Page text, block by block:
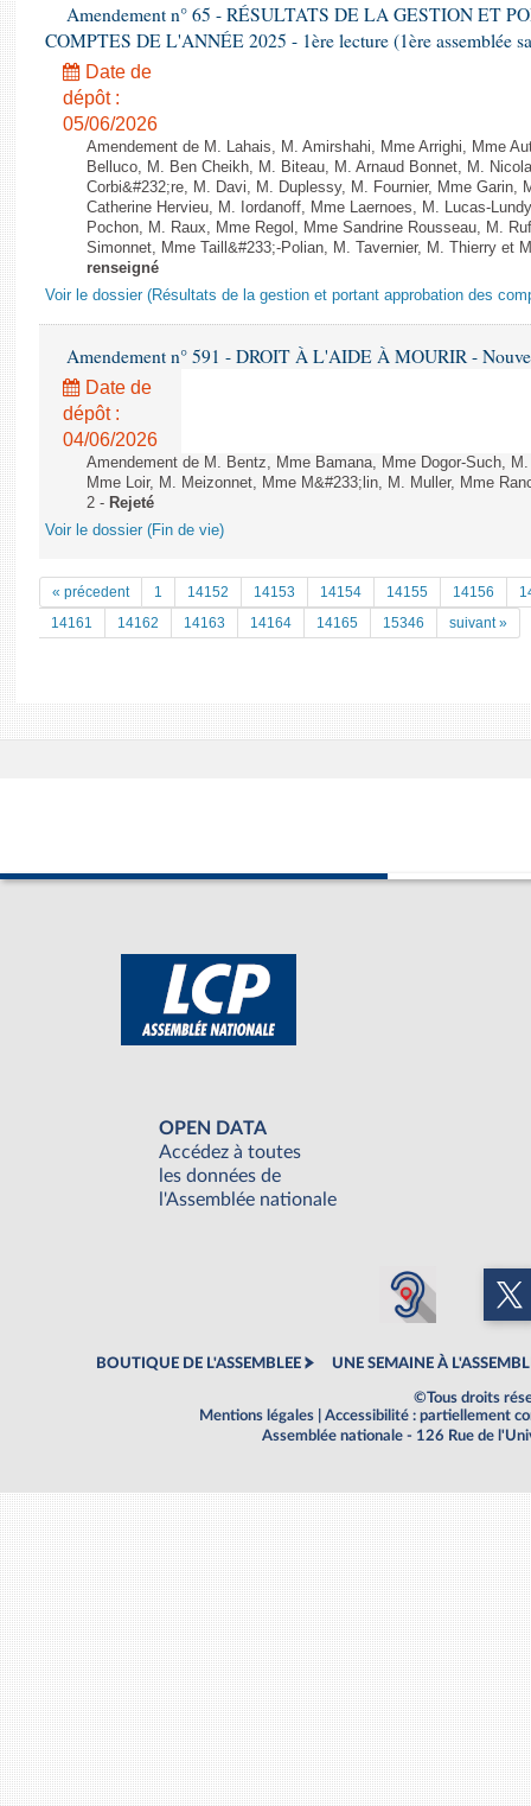
Amendement n° 65 - RÉSULTATS DE LA GESTION ET
COMPTES DE L'ANNÉE 2025 - 1ère lecture (1ère assemblée
Date de
dépôt :
05/06/2026
Amendement de M. Lahais, M. Amirshahi, Mme Arrighi, Mme
Belluco, M. Ben Cheikh, M. Biteau, M. Arnaud Bonnet, M.
Corbi&#232;re, M. Davi, M. Duplessy, M. Fournier, Mme Garin,
Catherine Hervieu, M. Iordanoff, Mme Laernoes, M. Lucas-
Pochon, M. Raux, Mme Regol, Mme Sandrine Rousseau, M.
Simonnet, Mme Taill&#233;-Polian, M. Tavernier, M. Thierry et
renseigné
Voir le dossier (Résultats de la gestion et portant approbation des
Amendement n° 591 - DROIT À L'AIDE À MOURIR -
Date de
dépôt :
04/06/2026
Amendement de M. Bentz, Mme Bamana, Mme Dogor-Such,
Mme Loir, M. Meizonnet, Mme M&#233;lin, M. Muller, Mme
2 - Rejeté
Voir le dossier (Fin de vie)
« précedent 1 14152 14153 14154 14155 14156
14161
14162 14163 14164 14165 15346 suivant »
OPEN DATA
Accédez à toutes
les données de
l'Assemblée nationale
BOUTIQUE DE L'ASSEMBLEE UNE SEMAINE À
©Tous droits
Mentions légales
Accessibilité : partiellement
Assemblée nationale - 126 Rue de